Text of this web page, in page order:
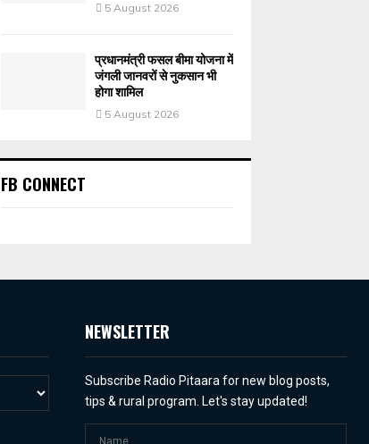
5 August 2026
प्रधानमंत्री फसल बीमा योजना में
जंगली जानवरों से नुकसान भी
होगा शामिल
5 August 2026
FB CONNECT
NEWSLETTER
Subscribe Radio Pitaara for new blog posts,
tips & rural program. Let's stay updated!